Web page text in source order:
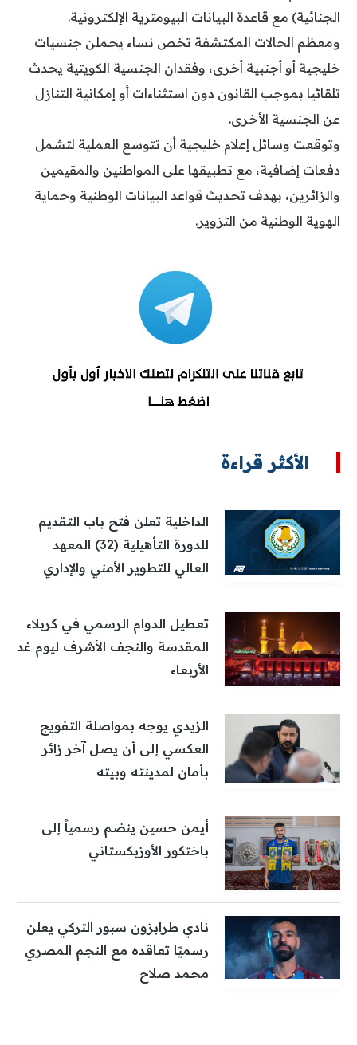
الجنائية) مع قاعدة البيانات البيومترية الإلكترونية.
ومعظم الحالات المكتشفة تخص نساء يحملن جنسيات
خليجية أو أجنبية أخرى، وفقدان الجنسية الكويتية يحدث
تلقائيا بموجب القانون دون استثناءات أو إمكانية التنازل
عن الجنسية الأخرى.
وتوقعت وسائل إعلام خليجية أن تتوسع العملية لتشمل
دفعات إضافية، مع تطبيقها على المواطنين والمقيمين
والزائرين، بهدف تحديث قواعد البيانات الوطنية وحماية
الهوية الوطنية من التزوير.
الأكثر قراءة
الداخلية تعلن فتح باب التقديم
للدورة التأهيلية (32) المعهد
العالي للتطوير الأمني والإداري
تعطيل الدوام الرسمي في كربلاء
المقدسة والنجف الأشرف ليوم غد
الأربعاء
الزيدي يوجه بمواصلة التفويج
العكسي إلى أن يصل آخر زائر
بأمان لمدينته وبيته
أيمن حسين ينضم رسمياً إلى
باختكور الأوزبكستاني
نادي طرابزون سبور التركي يعلن
رسميًا تعاقده مع النجم المصري
محمد صلاح